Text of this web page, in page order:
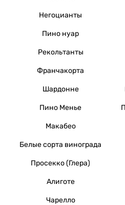
Негоцианты
Пино нуар
Рекольтанты
Франчакорта
Шардонне
Пино Менье
Макабео
Белые сорта винограда
Просекко (Глера)
Алиготе
Чарелло